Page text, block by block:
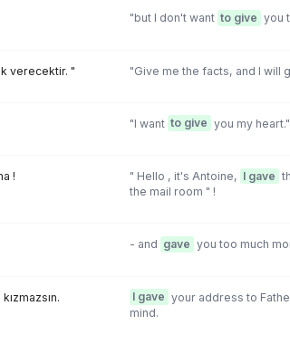
"but I don't want to give you
verecektir. " "Give me the facts, and I will
"l want to give you my heart."
! " Hello , it's Antoine, I gave
the mail room " !
- and gave you too much
kızmazsın. I gave your address to
mind.